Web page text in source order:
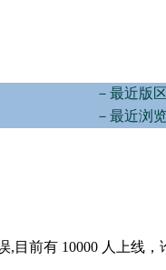
－最近版
－最近浏
,目前有 10000 人上线